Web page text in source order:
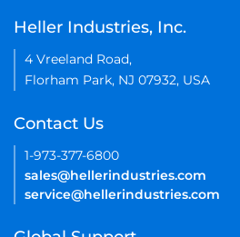
Tên của bạn*
Công ty*